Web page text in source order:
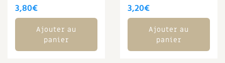
Tous au jardin ! avec Pascal
3,80€
Ajouter au
panier
3,20€
Ajouter au
panier